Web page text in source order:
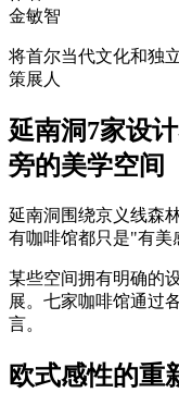
金敏智
将首尔当代文化和独
策展人
延南洞7家设
旁的美学空间
延南洞围绕京义线森
有咖啡馆都只是"有美
某些空间拥有明确的
展。七家咖啡馆通过
言。
欧式感性的重